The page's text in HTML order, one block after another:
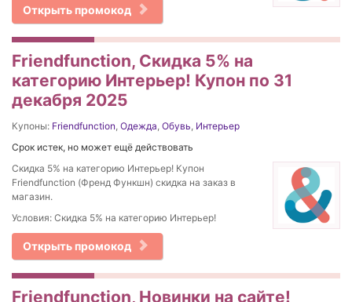
Открыть промокод
Friendfunction, Скидка 5% на
категорию Интерьер! Купон по 31
декабря 2025
Купоны: Friendfunction, Одежда, Обувь, Интерьер
Срок истек, но может ещё действовать
Скидка 5% на категорию Интерьер! Купон
Friendfunction (Френд Функшн) скидка на заказ в
магазин.
Условия: Скидка 5% на категорию Интерьер!
Открыть промокод
Friendfunction, Новинки на сайте!